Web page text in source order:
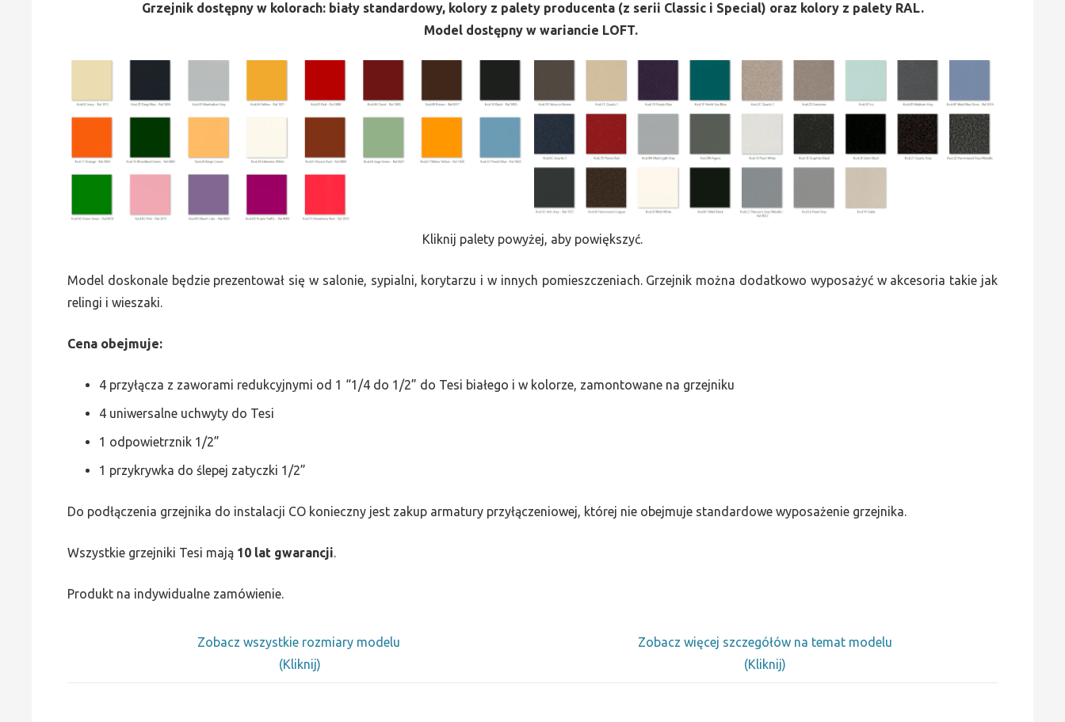
Grzejnik dostępny w kolorach: biały standardowy, kolory z palety producenta (z serii Classic i Special) oraz kolory z palety RAL.
Model dostępny w wariancie LOFT.
Kliknij palety powyżej, aby powiększyć.
Model doskonale będzie prezentował się w salonie, sypialni, korytarzu i w innych pomieszczeniach. Grzejnik można dodatkowo wyposażyć w akcesoria takie jak
relingi i wieszaki.
Cena obejmuje:
4 przyłącza z zaworami redukcyjnymi od 1 “1/4 do 1/2” do Tesi białego i w kolorze, zamontowane na grzejniku
4 uniwersalne uchwyty do Tesi
1 odpowietrznik 1/2”
1 przykrywka do ślepej zatyczki 1/2”
Do podłączenia grzejnika do instalacji CO konieczny jest zakup armatury przyłączeniowej, której nie obejmuje standardowe wyposażenie grzejnika.
Wszystkie grzejniki Tesi mają 10 lat gwarancji.
Produkt na indywidualne zamówienie.
Zobacz wszystkie rozmiary modelu
(Kliknij)
Zobacz więcej szczegółów na temat modelu
(Kliknij)